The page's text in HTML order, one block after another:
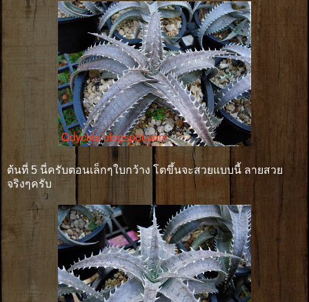
ต้นที่ 5 นี่ครับตอนเล็กๆใบกว้าง โตขึ้นจะสวยแบบนี้ ลายสวย
จริงๆครับ